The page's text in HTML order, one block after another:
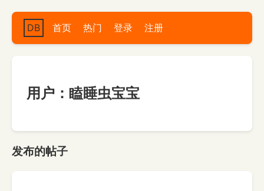
DB 首页 热门 登录 注册
用户：瞌睡虫宝宝
发布的帖子